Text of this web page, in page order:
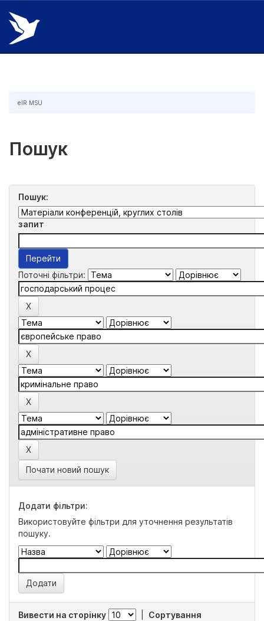
Skip
navigation
eIR MSU
Пошук
Пошук:
запит
Поточні фільтри:
Почати новий пошук
Додати фільтри:
Використовуйте фільтри для уточнення результатів
пошуку.
Вивести на сторінку
Сортування